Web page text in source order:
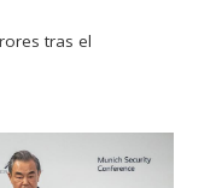
tras el